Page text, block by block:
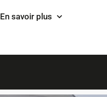
En savoir plus